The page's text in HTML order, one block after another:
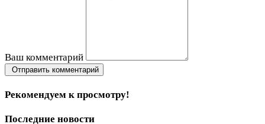
Ваш комментарий
Отправить комментарий
Рекомендуем к просмотру!
Последние новости